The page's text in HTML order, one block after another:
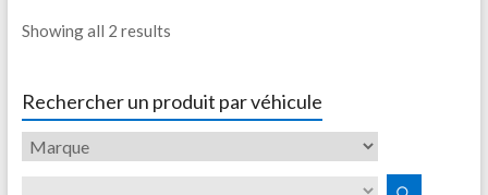
Showing all 2 results
Rechercher un produit par véhicule